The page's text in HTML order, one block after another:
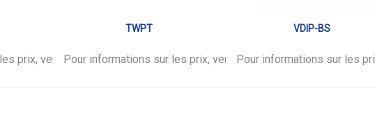
prix, veuillez vousconnecter.
TWPT
Pour informations sur les prix, veuillez vousconnecter.
VDIP-BS
Pour informations sur les